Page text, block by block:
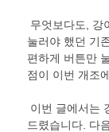
무엇보다도
강
눌러야 했던 기
편하게 버튼만
점이 이번 개조
이번 글에서는
드렸습니다 다